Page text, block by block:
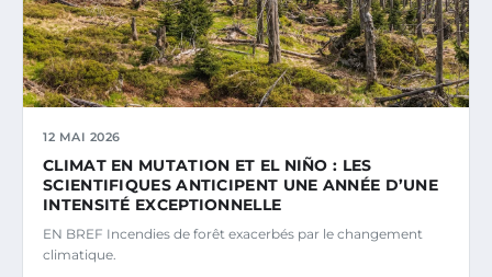
12 MAI 2026
CLIMAT EN MUTATION ET EL NIÑO : LES
SCIENTIFIQUES ANTICIPENT UNE ANNÉE D’UNE
INTENSITÉ EXCEPTIONNELLE
EN BREF Incendies de forêt exacerbés par le changement
climatique.